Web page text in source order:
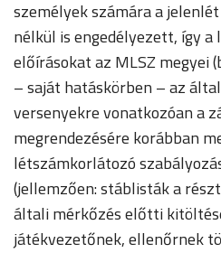
személyek számára a
nélkül is engedélyezett, így
előírásokat az MLSZ megyei
– saját hatáskörben – az
versenyekre vonatkozóan a
megrendezésére korábban
létszámkorlátozó
(jellemzően: stáblisták a
általi mérkőzés előtti
játékvezetőnek, ellenőrnek